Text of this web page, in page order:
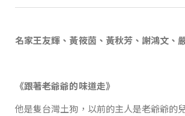
名家王友輝、黃筱茵、黃秋芳、謝鴻文、
《跟著老爺爺的味道走》
他是隻台灣土狗，以前的主人是老爺爺的